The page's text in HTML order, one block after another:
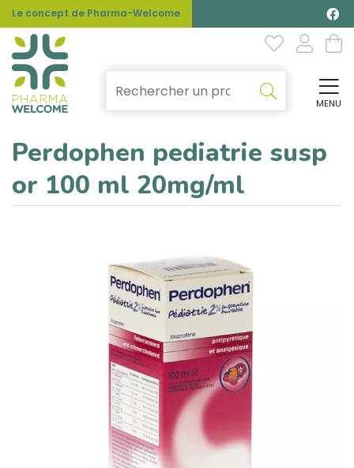
Le concept de Pharma-Welcome
MENU
Perdophen pediatrie susp
or 100 ml 20mg/ml